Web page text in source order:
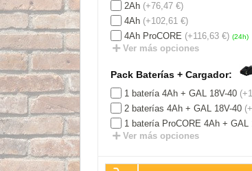
2Ah (+76,47 €)
4Ah (+102,61 €)
4Ah ProCORE (+116,63 €) (24h)
Ver más opciones
Pack Baterías + Cargador:
1 batería 4Ah + GAL 18V-40
2 baterías 4Ah + GAL 18V-40
1 batería ProCORE 4Ah + GAL
Ver más opciones